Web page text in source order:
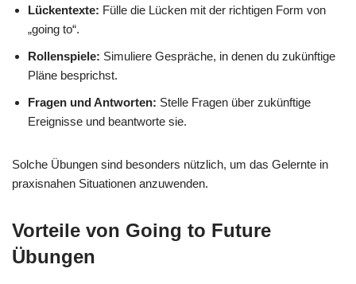
Lückentexte: Fülle die Lücken mit der richtigen Form von
„going to“.
Rollenspiele: Simuliere Gespräche, in denen du zukünftige
Pläne besprichst.
Fragen und Antworten: Stelle Fragen über zukünftige
Ereignisse und beantworte sie.
Solche Übungen sind besonders nützlich, um das Gelernte in
praxisnahen Situationen anzuwenden.
Vorteile von Going to Future
Übungen